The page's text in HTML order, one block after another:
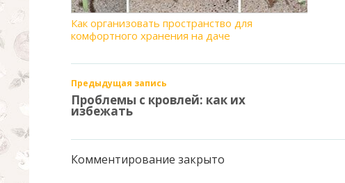
Как организовать пространство для
комфортного хранения на даче
Предыдущая запись
Проблемы с кровлей: как их
избежать
Комментирование закрыто